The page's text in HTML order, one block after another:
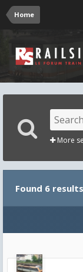
Home
More
Found 6 results